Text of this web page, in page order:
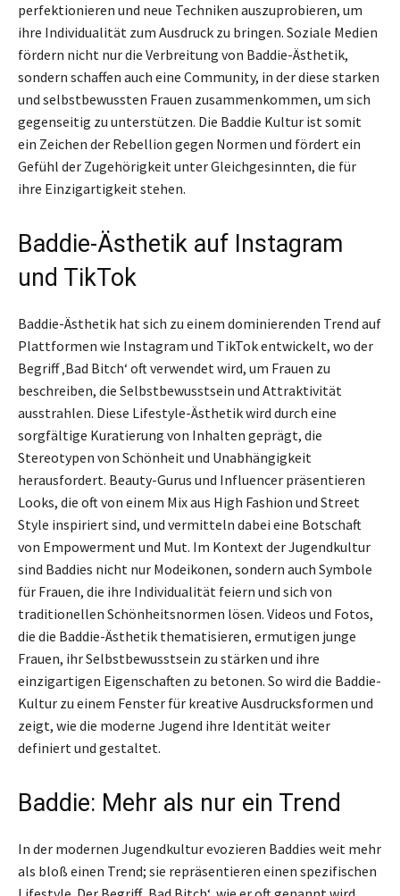
perfektionieren und neue Techniken auszuprobieren, um
ihre Individualität zum Ausdruck zu bringen. Soziale Medien
fördern nicht nur die Verbreitung von Baddie-Ästhetik,
sondern schaffen auch eine Community, in der diese starken
und selbstbewussten Frauen zusammenkommen, um sich
gegenseitig zu unterstützen. Die Baddie Kultur ist somit
ein Zeichen der Rebellion gegen Normen und fördert ein
Gefühl der Zugehörigkeit unter Gleichgesinnten, die für
ihre Einzigartigkeit stehen.
Baddie-Ästhetik auf Instagram
und TikTok
Baddie-Ästhetik hat sich zu einem dominierenden Trend auf
Plattformen wie Instagram und TikTok entwickelt, wo der
Begriff ‚Bad Bitch‘ oft verwendet wird, um Frauen zu
beschreiben, die Selbstbewusstsein und Attraktivität
ausstrahlen. Diese Lifestyle-Ästhetik wird durch eine
sorgfältige Kuratierung von Inhalten geprägt, die
Stereotypen von Schönheit und Unabhängigkeit
herausfordert. Beauty-Gurus und Influencer präsentieren
Looks, die oft von einem Mix aus High Fashion und Street
Style inspiriert sind, und vermitteln dabei eine Botschaft
von Empowerment und Mut. Im Kontext der Jugendkultur
sind Baddies nicht nur Modeikonen, sondern auch Symbole
für Frauen, die ihre Individualität feiern und sich von
traditionellen Schönheitsnormen lösen. Videos und Fotos,
die die Baddie-Ästhetik thematisieren, ermutigen junge
Frauen, ihr Selbstbewusstsein zu stärken und ihre
einzigartigen Eigenschaften zu betonen. So wird die Baddie-
Kultur zu einem Fenster für kreative Ausdrucksformen und
zeigt, wie die moderne Jugend ihre Identität weiter
definiert und gestaltet.
Baddie: Mehr als nur ein Trend
In der modernen Jugendkultur evozieren Baddies weit mehr
als bloß einen Trend; sie repräsentieren einen spezifischen